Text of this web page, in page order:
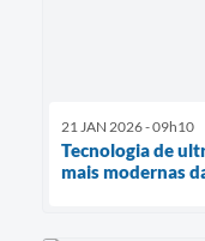
21 JAN 2026 - 09h10
Tecnologia de
mais modernas